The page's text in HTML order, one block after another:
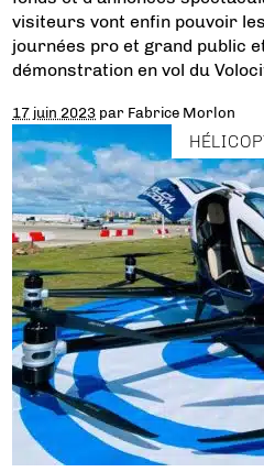
visiteurs vont enfin pouvoir
journées pro et grand public
démonstration en vol du
17 juin 2023 par Fabrice Morlon